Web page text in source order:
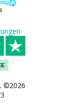
©2026